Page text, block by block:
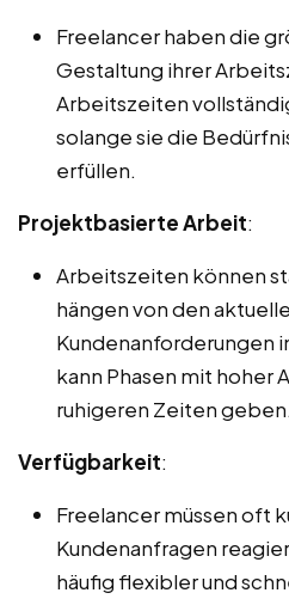
Freelancer haben die
Gestaltung ihrer
Arbeitszeiten
solange sie die
erfüllen.
Projektbasierte Arbeit:
Arbeitszeiten können
hängen von den
Kundenanforderungen
kann Phasen mit hoher
ruhigeren Zeiten geben.
Verfügbarkeit:
Freelancer müssen oft
Kundenanfragen
häufig flexibler und